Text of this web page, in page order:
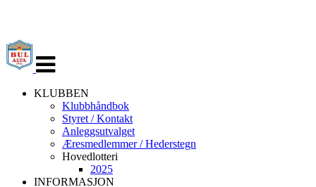
navigasjon
KLUBBEN
Klubbhåndbok
Styret / Kontakt
Anleggsutvalget
Æresmedlemmer / Hederstegn
Hovedlotteri
2025
INFORMASJON